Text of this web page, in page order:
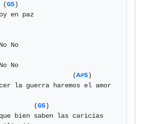
              (
G5)
en paz
No
No
(A#5)
la guerra haremos el amor
(G5)
bien saben las caricias